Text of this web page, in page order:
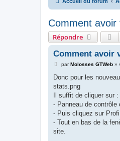
Comment
Répondre
Comment avoir
M
s
a
g
parMolosses GTWeb»
Donc pour les
stats.png
Il suffit de cliquer sur :
- Panneau de contrôle
- Puis cliquez sur
- Tout en bas de la
site.